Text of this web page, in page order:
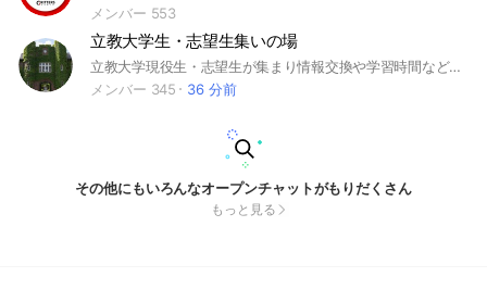
メンバー 553
立教大学生・志望生集いの場
立教大学現役生・志望生が集まり情報交換や学習時間など成果を報告し合う場です！入試対策なども練っていきましょう！相談乗ります。
メンバー 345
36 分前
その他にもいろんなオープンチャットがもりだくさん
もっと見る